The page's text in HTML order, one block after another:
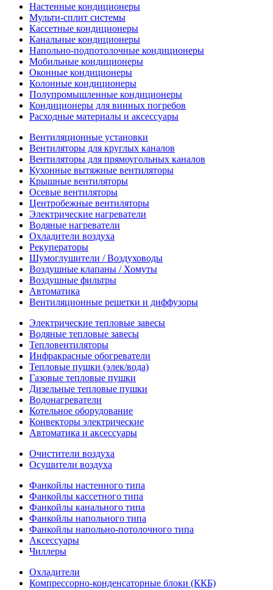
Настенные кондиционеры
Мульти-сплит системы
Кассетные кондиционеры
Канальные кондиционеры
Напольно-подпотолочные кондиционеры
Мобильные кондиционеры
Оконные кондиционеры
Колонные кондиционеры
Полупромышленные кондиционеры
Кондиционеры для винных погребов
Расходные материалы и аксессуары
Вентиляционные установки
Вентиляторы для круглых каналов
Вентиляторы для прямоугольных каналов
Кухонные вытяжные вентиляторы
Крышные вентиляторы
Осевые вентиляторы
Центробежные вентиляторы
Электрические нагреватели
Водяные нагреватели
Охладители воздуха
Рекуператоры
Шумоглушители / Воздуховоды
Воздушные клапаны / Хомуты
Воздушные фильтры
Автоматика
Вентиляционные решетки и диффузоры
Электрические тепловые завесы
Водяные тепловые завесы
Тепловентиляторы
Инфракрасные обогреватели
Тепловые пушки (элек/вода)
Газовые тепловые пушки
Дизельные тепловые пушки
Водонагреватели
Котельное оборудование
Конвекторы электрические
Автоматика и аксессуары
Очистители воздуха
Осушители воздуха
Фанкойлы настенного типа
Фанкойлы кассетного типа
Фанкойлы канального типа
Фанкойлы напольного типа
Фанкойлы напольно-потолочного типа
Аксессуары
Чиллеры
Охладители
Компрессорно-конденсаторные блоки (ККБ)